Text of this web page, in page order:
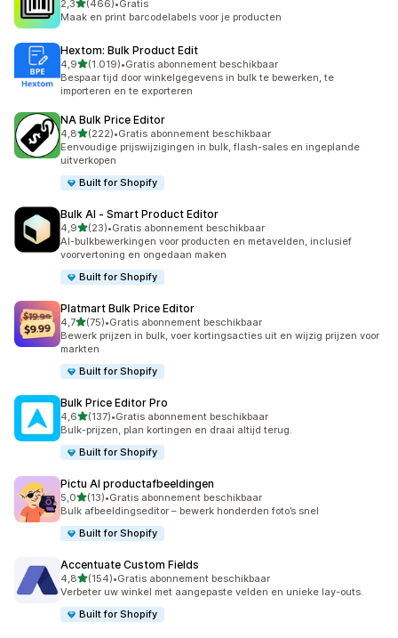
2,3van 5 sterren
(466)
466 recensies in totaal
•Gratis
Maak en print barcodelabels voor je producten
Hextom: Bulk Product Edit
4,9van 5 sterren
(1.019)
1019 recensies in totaal
•Gratis abonnement beschikbaar
Bespaar tijd door winkelgegevens in bulk te bewerken, te
importeren en te exporteren
NA Bulk Price Editor
4,8van 5 sterren
(222)
222 recensies in totaal
•Gratis abonnement beschikbaar
Eenvoudige prijswijzigingen in bulk, flash-sales en ingeplande
uitverkopen
Built for Shopify
Bulk AI ‑ Smart Product Editor
4,9van 5 sterren
(23)
23 recensies in totaal
•Gratis abonnement beschikbaar
AI-bulkbewerkingen voor producten en metavelden, inclusief
voorvertoning en ongedaan maken
Built for Shopify
Platmart Bulk Price Editor
4,7van 5 sterren
(75)
75 recensies in totaal
•Gratis abonnement beschikbaar
Bewerk prijzen in bulk, voer kortingsacties uit en wijzig prijzen voor
markten
Built for Shopify
Bulk Price Editor Pro
4,6van 5 sterren
(137)
137 recensies in totaal
•Gratis abonnement beschikbaar
Bulk-prijzen, plan kortingen en draai altijd terug.
Built for Shopify
Pictu AI productafbeeldingen
5,0van 5 sterren
(13)
13 recensies in totaal
•Gratis abonnement beschikbaar
Bulk afbeeldingseditor – bewerk honderden foto’s snel
Built for Shopify
Accentuate Custom Fields
4,8van 5 sterren
(154)
154 recensies in totaal
•Gratis abonnement beschikbaar
Verbeter uw winkel met aangepaste velden en unieke lay-outs.
Built for Shopify